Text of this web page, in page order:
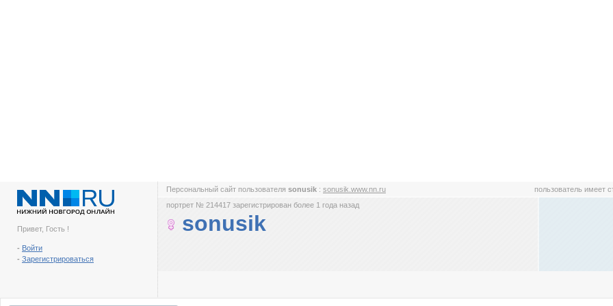
Привет, Гость !
- Войти
- Зарегистрироваться
Персональный сайт пользователя sonusik : sonusik.www.nn.ru пользователь имеет
портрет № 214417 зарегистрирован более 1 года назад
sonusik